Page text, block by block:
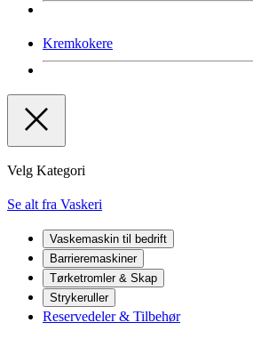
Kremkokere
Velg Kategori
Se alt fra Vaskeri
Vaskemaskin til bedrift
Barrieremaskiner
Tørketromler & Skap
Strykeruller
Reservedeler & Tilbehør